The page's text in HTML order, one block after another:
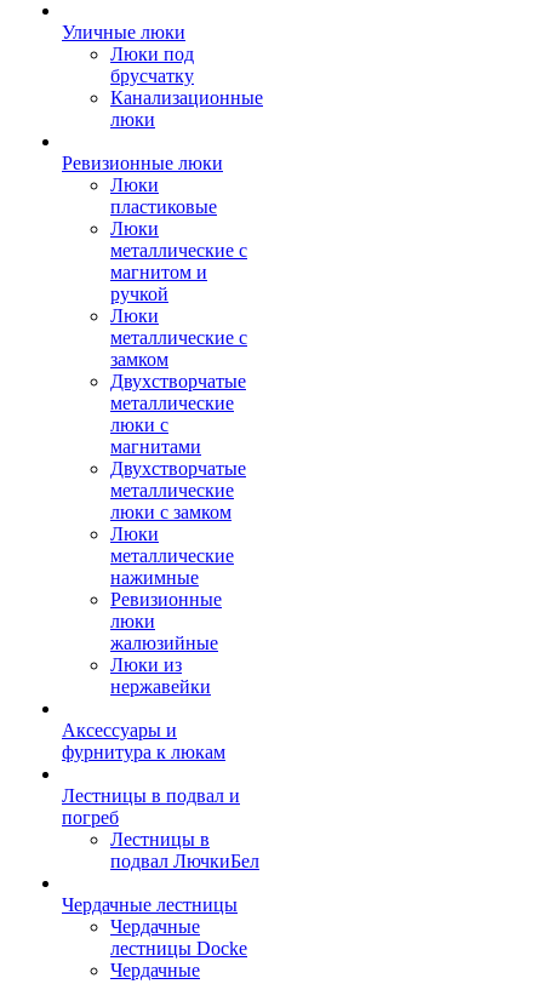
Уличные люки
Люки под
брусчатку
Канализационные
люки
Ревизионные люки
Люки
пластиковые
Люки
металлические с
магнитом и
ручкой
Люки
металлические с
замком
Двухстворчатые
металлические
люки с
магнитами
Двухстворчатые
металлические
люки с замком
Люки
металлические
нажимные
Ревизионные
люки
жалюзийные
Люки из
нержавейки
Аксессуары и
фурнитура к люкам
Лестницы в подвал и
погреб
Лестницы в
подвал ЛючкиБел
Чердачные лестницы
Чердачные
лестницы Docke
Чердачные